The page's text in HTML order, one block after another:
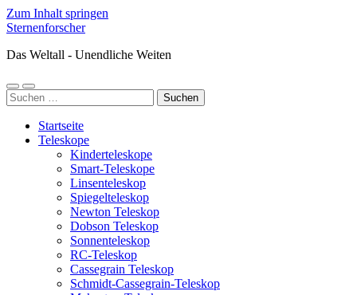
Zum Inhalt springen
Sternenforscher
Das Weltall - Unendliche Weiten
Mobile-
Menü
Suchfeld
ein-/ausblenden
Suchen
nach:
Startseite
Teleskope
Kinderteleskope
Smart-Teleskope
Linsenteleskop
Spiegelteleskop
Newton Teleskop
Dobson Teleskop
Sonnenteleskop
RC-Teleskop
Cassegrain Teleskop
Schmidt-Cassegrain-Teleskop